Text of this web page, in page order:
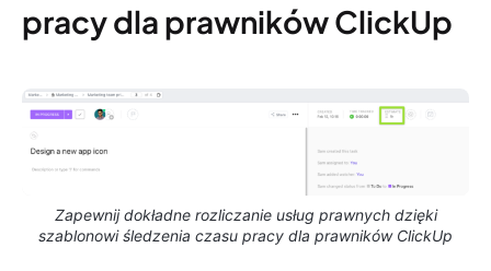
pracy dla prawników ClickUp
Zapewnij dokładne rozliczanie usług prawnych dzięki
szablonowi śledzenia czasu pracy dla prawników ClickUp